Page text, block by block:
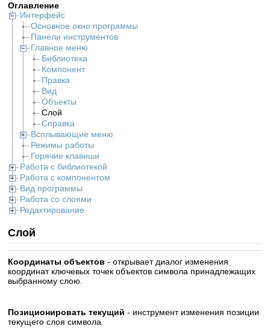
Оглавление
Интерфейс
Основное окно программы
Панели инструментов
Главное меню
Библиотека
Компонент
Правка
Вид
Объекты
Слой
Справка
Всплывающие меню
Режимы работы
Горячие клавиши
Работа с библиотекой
Работа с компонентом
Вид программы
Работа со слоями
Редактирование
Слой
Координаты объектов - открывает диалог изменения
координат ключевых точек объектов символа принадлежащих
выбранному слою.
Позиционировать текущий - инструмент изменения позиции
текущего слоя символа.